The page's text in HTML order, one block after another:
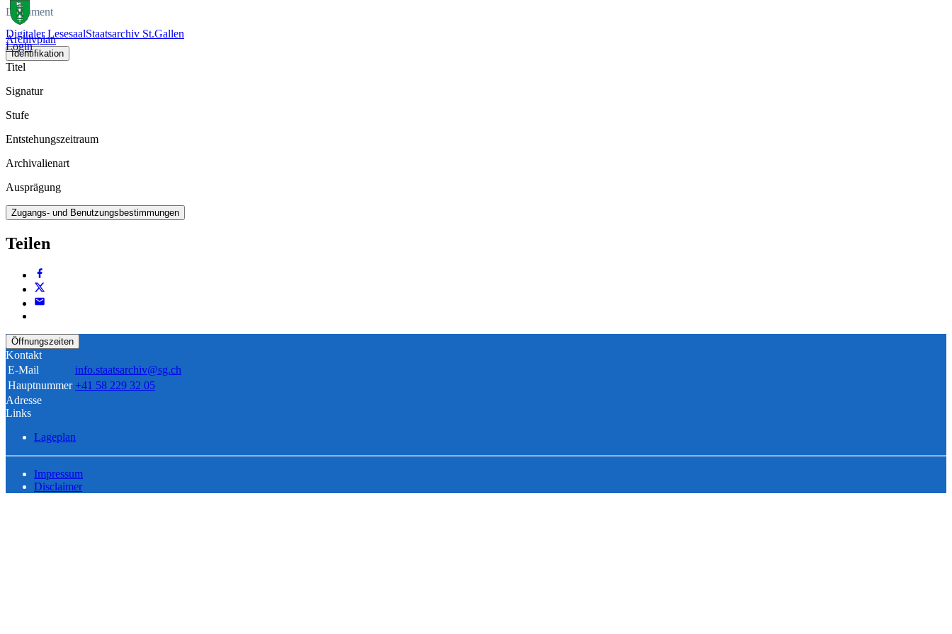
Digitaler LesesaalStaatsarchiv St.Gallen
Login
Dokument
Archivplan
Identifikation
Titel
Signatur
Stufe
Entstehungszeitraum
Archivalienart
Ausprägung
Zugangs- und Benutzungsbestimmungen
Teilen
Öffnungszeiten
Kontakt
E-Mail
info.staatsarchiv@sg.ch
Hauptnummer +41 58 229 32 05
Adresse
Links
Lageplan
Impressum
Disclaimer